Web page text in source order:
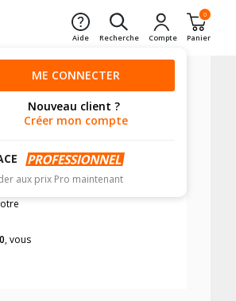
Aide Recherche Compte
0
Panier
ME CONNECTER
Nouveau client ?
Créer mon compte
aux prix Pro maintenant
, vous
bord du